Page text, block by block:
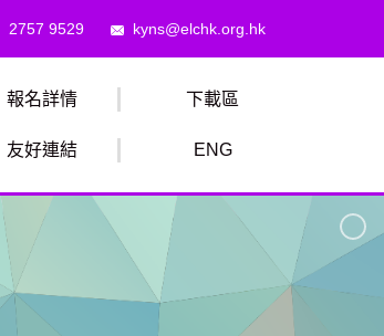
2757 9529 kyns@elchk.org.hk
報名詳情 下載區
友好連結 ENG